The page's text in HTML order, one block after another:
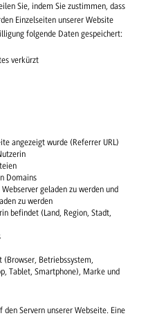
Sie, indem Sie zustimmen, dass
Einzelseiten unserer Website
folgende Daten gespeichert:
verkürzt
angezeigt wurde (Referrer URL)
Domains
geladen zu werden und
zu werden
befindet (Land, Region, Stadt,
(Browser, Betriebssystem,
Tablet, Smartphone), Marke und
Servern unserer Webseite. Eine